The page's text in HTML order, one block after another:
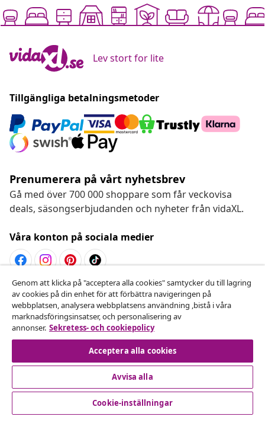
Lev stort for lite
Tillgängliga betalningsmetoder
Prenumerera på vårt nyhetsbrev
Gå med över 700 000 shoppare som får veckovisa
deals, säsongserbjudanden och nyheter från vidaXL.
Våra konton på sociala medier
Avbryta avtalet
Skicka in en begäran om uttag för din beställning.
Avbryta avtalet
Kundservice
Genom att klicka på "acceptera alla cookies" samtycker du till lagring
av cookies på din enhet för att förbättra navigeringen på
webbplatsen, analysera webbplatsens användning ,bistå i våra
marknadsföringsinsatser, och personalisering av
annonser. Sekretess- och cookiepolicy
Acceptera alla cookies
Avvisa alla
Cookie-inställningar